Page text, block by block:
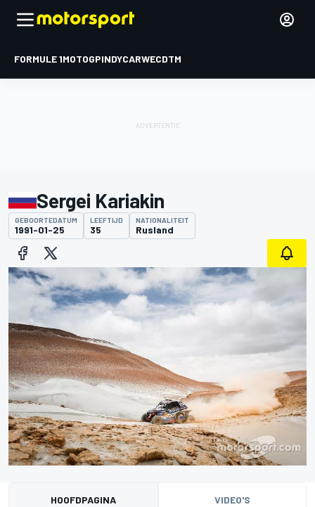
FORMULE 1MOTOGPINDYCARWECDTM
Sergei Kariakin
GEBOORTEDATUM
1991-01-25
LEEFTIJD
35
NATIONALITEIT
Rusland
HOOFDPAGINA VIDEO'S